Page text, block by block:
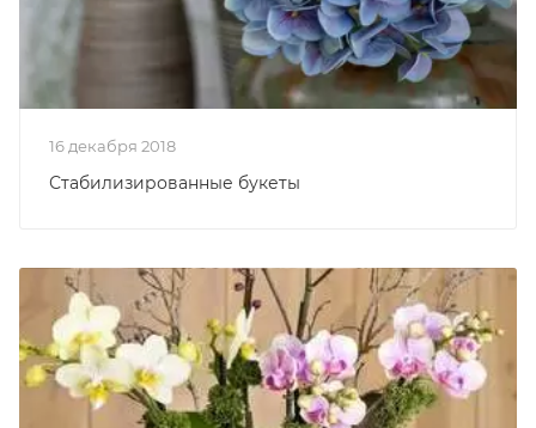
16 декабря 2018
Стабилизированные букеты